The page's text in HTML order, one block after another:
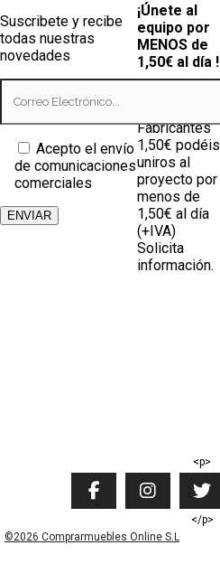
Suscribete y recibe
todas nuestras
novedades
Acepto el envío
de comunicaciones
comerciales
¡Únete al
equipo por
MENOS de
1,50€ al día !
Fabricantes
1,50€ podéis
uniros al
proyecto por
menos de
1,50€ al día
(+IVA)
Solicita
información.
<p>
</p>
©2026 Comprarmuebles Online S.L